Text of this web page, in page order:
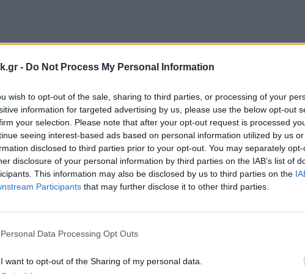
- Do Not Process My Personal Information
wish to opt-out of the sale, sharing to third parties, or processing of your
information for targeted advertising by us, please use the below opt-out
your selection. Please note that after your opt-out request is processed
seeing interest-based ads based on personal information utilized by us
disclosed to third parties prior to your opt-out. You may separately
disclosure of your personal information by third parties on the IAB’s list of
This information may also be disclosed by us to third parties on the
Participants that may further disclose it to other third parties.
Personal Data Processing Opt Outs
I want to opt-out of the Sharing of my personal data.
έβλεπα να με βλέπει. Μου έλεγε ότι ερχόταν
πριν λίγο καιρό, είχαμε βγει, είχαμε φάει και
Θέλω να της πω ότι την αγαπώ και θα την